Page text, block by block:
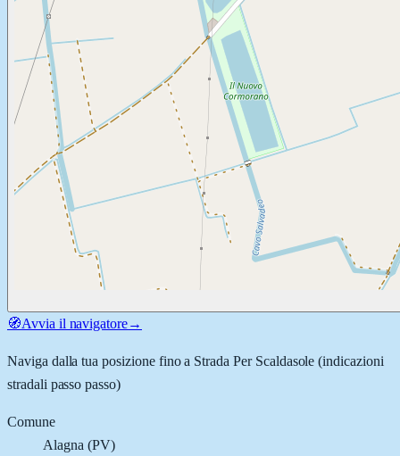
🧭Avvia il navigatore→
Naviga dalla tua posizione fino a Strada Per Scaldasole (indicazioni
stradali passo passo)
Comune
Alagna (PV)